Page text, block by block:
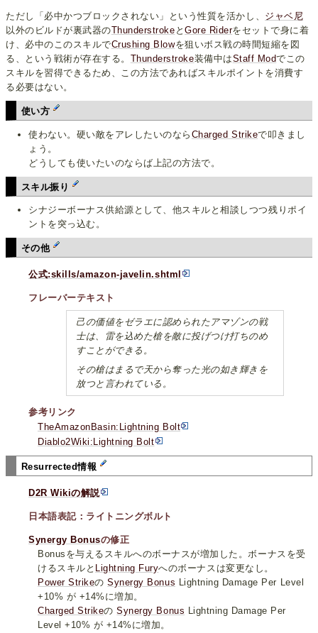
ただし「必中かつブロックされない」という性質を活かし、 ジャベ尼
以外のビルドが裏武器のThunderstroke とGore Riderをセットで身に着
け、必中のこのスキルでCrushing Blowを狙いボス戦の時間短縮を図
る、という戦術が存在する。 Thunderstroke装備中はStaff Modでこの
スキルを習得できるため、この方法であればスキルポイントを消費す
る必要はない。
使い方
使わない。硬い敵をアレしたいのなら Charged Strikeで叩きまし
ょう。
どうしても使いたいのならば上記の方法で。
スキル振り
シナジーボーナス供給源として、他スキルと相談しつつ残りポイ
ントを突っ込む。
その他
公式:skills/amazon-javelin.shtml
フレーバーテキスト
己の価値をゼラエに認められたアマゾンの戦
士は、雷を込めた槍を敵に投げつけ打ちのめ
すことができる。
その槍はまるで天から奪った光の如き輝きを
放つと言われている。
参考リンク
TheAmazonBasin:Lightning Bolt
Diablo2Wiki:Lightning Bolt
Resurrected情報
D2R Wikiの解説
日本語表記：ライトニングボルト
Synergy Bonusの修正
Bonusを与えるスキルへのボーナスが増加した。ボーナスを受
けるスキルと Lightning Furyへのボーナスは変更なし。
Power StrikeのSynergy Bonus Lightning Damage Per Level
+10% が +14%に増加。
Charged StrikeのSynergy Bonus Lightning Damage Per
Level +10% が +14%に増加。